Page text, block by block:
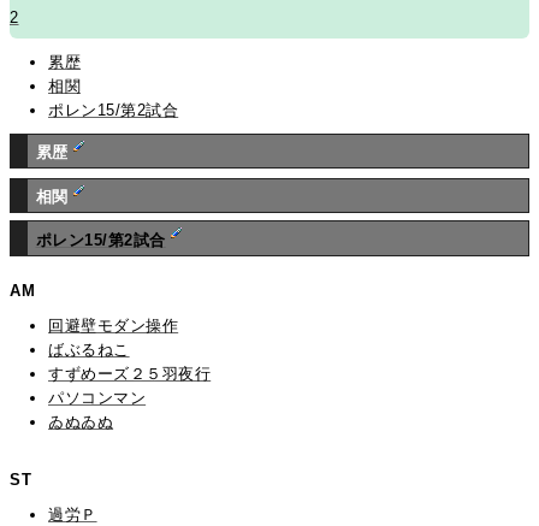
2
累歴
相関
ポレン15/第2試合
累歴
相関
ポレン15/第2試合
AM
回避壁モダン操作
ばぶるねこ
すずめーズ２５羽夜行
パソコンマン
ゐぬゐぬ
ST
過労Ｐ